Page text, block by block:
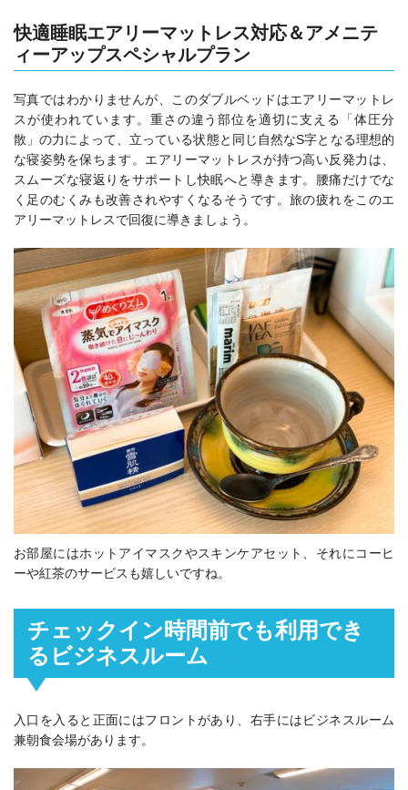
快適睡眠エアリーマットレス対応＆アメニテ
ィーアップスペシャルプラン
写真ではわかりませんが、このダブルベッドはエアリーマットレ
スが使われています。 重さの違う部位を適切に支える「体圧分
散」の力によって、 立っている状態と同じ自然なS字となる理想的
な寝姿勢を保ちます。 エアリーマットレスが持つ高い反発力は、
スムーズな寝返りをサポートし快眠へと導きます。 腰痛だけでな
く足のむくみも改善されやすくなるそうです。旅の疲れをこのエ
アリーマットレスで回復に導きましょう。
お部屋にはホットアイマスクやスキンケアセット、それにコーヒ
ーや紅茶のサービスも嬉しいですね。
チェックイン時間前でも利用でき
るビジネスルーム
入口を入ると正面にはフロントがあり、右手にはビジネスルーム
兼朝食会場があります。